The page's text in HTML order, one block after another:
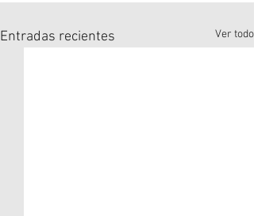
Entradas recientes Ver todo